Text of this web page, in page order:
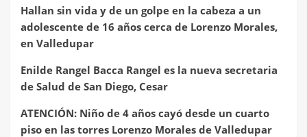
Hallan sin vida y de un golpe en la cabeza a un
adolescente de 16 años cerca de Lorenzo Morales,
en Valledupar
Enilde Rangel Bacca Rangel es la nueva secretaria
de Salud de San Diego, Cesar
ATENCIÓN: Niño de 4 años cayó desde un cuarto
piso en las torres Lorenzo Morales de Valledupar